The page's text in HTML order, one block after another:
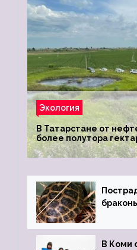
Экология
В Татарстане от
более полутора
зоопарк
В Коми